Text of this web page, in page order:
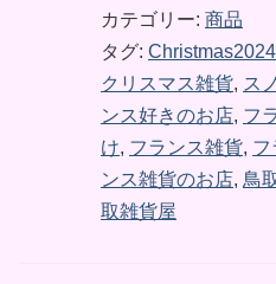
カテゴリー: 商品
タグ: Christmas2024
クリスマス雑貨, ス
ンス好きのお店, フ
け, フランス雑貨, フ
ンス雑貨のお店, 鳥
取雑貨屋